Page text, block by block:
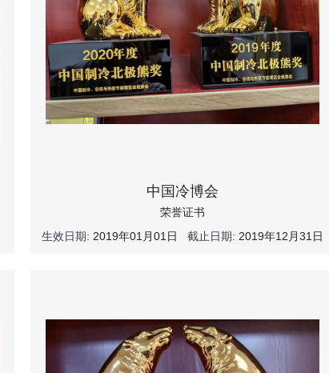
中国冷博会
荣誉证书
生效日期: 2019年01月01日 截止日期: 2019年12月31日